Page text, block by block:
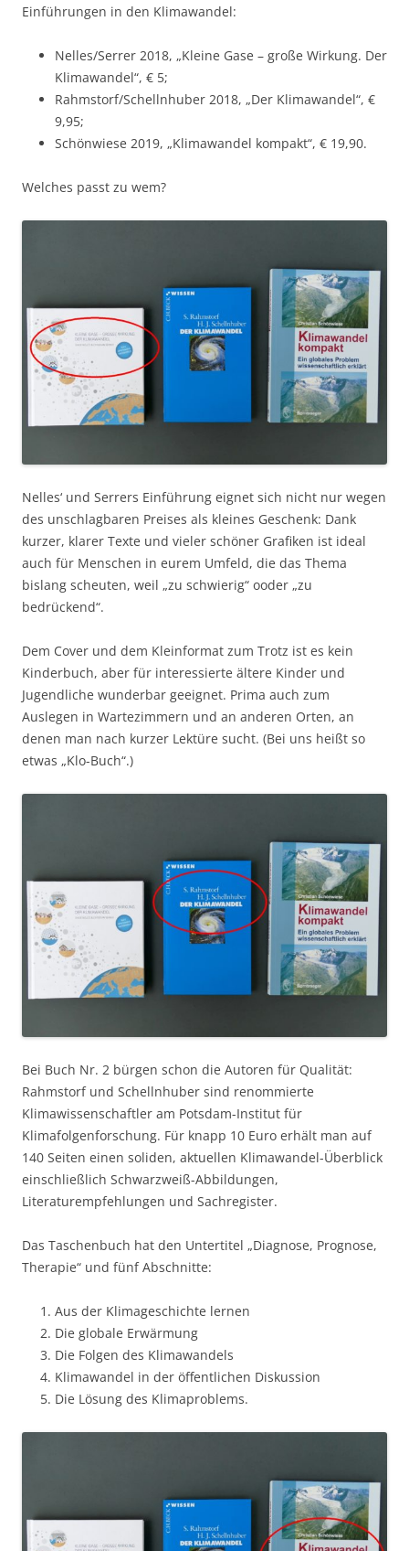
Einführungen in den Klimawandel:
Nelles/Serrer 2018, „Kleine Gase – große Wirkung. Der
Klimawandel“, € 5;
Rahmstorf/Schellnhuber 2018, „Der Klimawandel“, €
9,95;
Schönwiese 2019, „Klimawandel kompakt“, € 19,90.
Welches passt zu wem?
Nelles‘ und Serrers Einführung eignet sich nicht nur wegen
des unschlagbaren Preises als kleines Geschenk: Dank
kurzer, klarer Texte und vieler schöner Grafiken ist ideal
auch für Menschen in eurem Umfeld, die das Thema
bislang scheuten, weil „zu schwierig“ ooder „zu
bedrückend“.
Dem Cover und dem Kleinformat zum Trotz ist es kein
Kinderbuch, aber für interessierte ältere Kinder und
Jugendliche wunderbar geeignet. Prima auch zum
Auslegen in Wartezimmern und an anderen Orten, an
denen man nach kurzer Lektüre sucht. (Bei uns heißt so
etwas „Klo-Buch“.)
Bei Buch Nr. 2 bürgen schon die Autoren für Qualität:
Rahmstorf und Schellnhuber sind renommierte
Klimawissenschaftler am Potsdam-Institut für
Klimafolgenforschung. Für knapp 10 Euro erhält man auf
140 Seiten einen soliden, aktuellen Klimawandel-Überblick
einschließlich Schwarzweiß-Abbildungen,
Literaturempfehlungen und Sachregister.
Das Taschenbuch hat den Untertitel „Diagnose, Prognose,
Therapie“ und fünf Abschnitte:
Aus der Klimageschichte lernen
Die globale Erwärmung
Die Folgen des Klimawandels
Klimawandel in der öffentlichen Diskussion
Die Lösung des Klimaproblems.